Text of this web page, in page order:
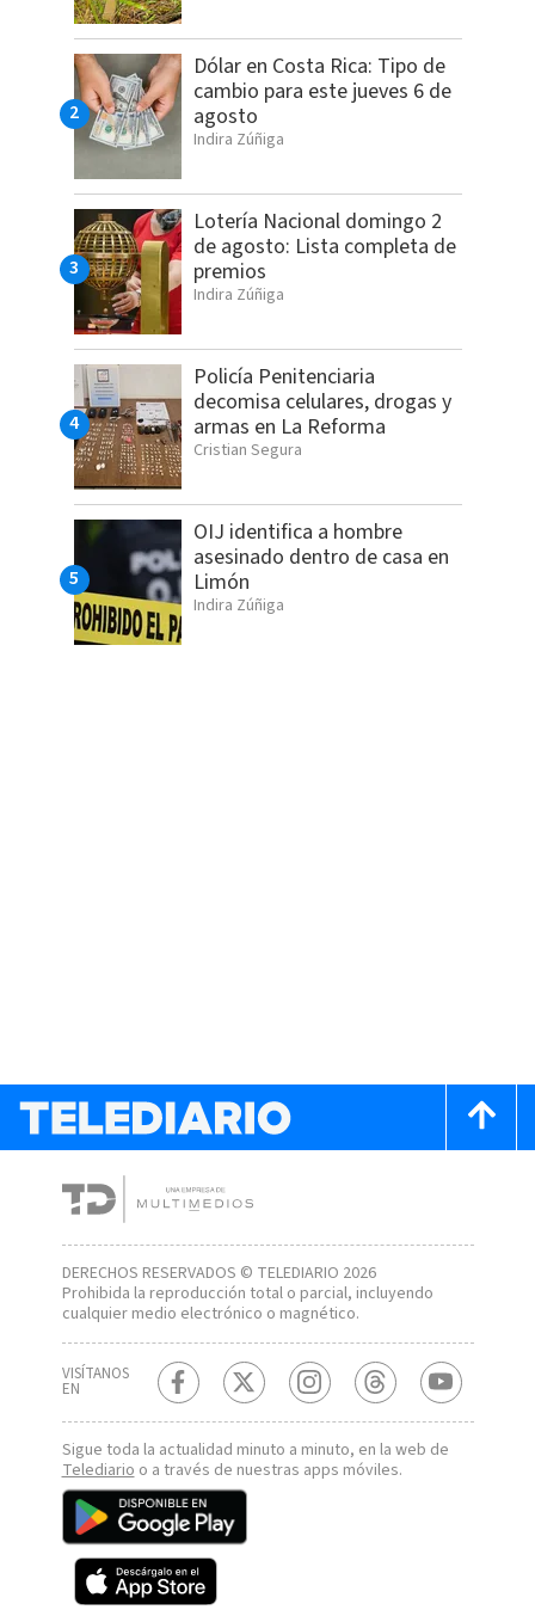
Dólar en Costa Rica: Tipo de
cambio para este jueves 6 de
agosto
Indira Zúñiga
Lotería Nacional domingo 2
de agosto: Lista completa de
premios
Indira Zúñiga
Policía Penitenciaria
decomisa celulares, drogas y
armas en La Reforma
Cristian Segura
OIJ identifica a hombre
asesinado dentro de casa en
Limón
Indira Zúñiga
DERECHOS RESERVADOS © TELEDIARIO 2026
Prohibida la reproducción total o parcial, incluyendo
cualquier medio electrónico o magnético.
VISÍTANOS
EN
Sigue toda la actualidad minuto a minuto, en la web de
Telediario o a través de nuestras apps móviles.